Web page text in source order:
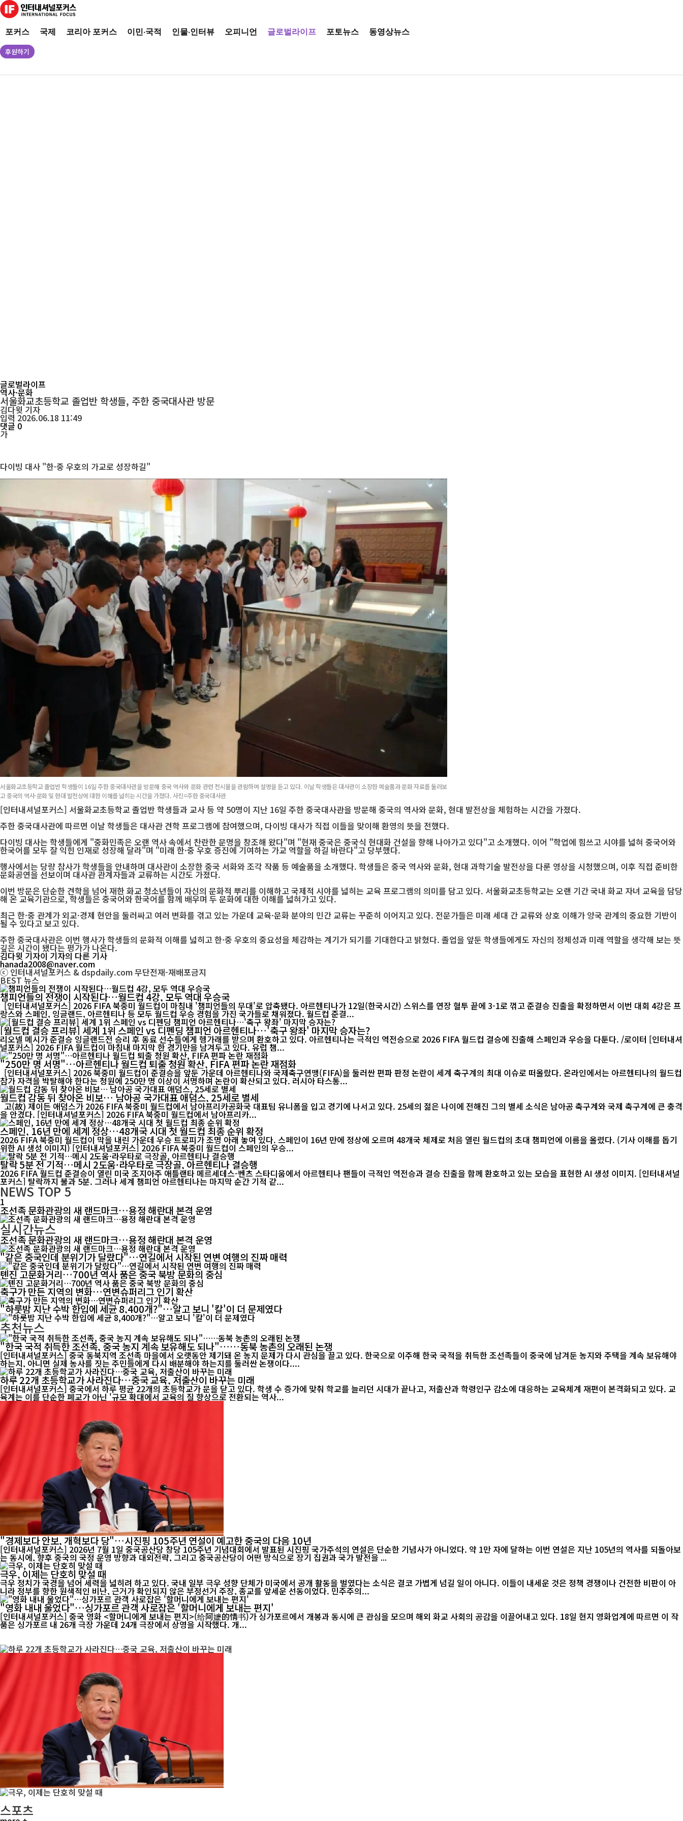
포커스 국제 코리아 포커스 이민·국적 인물·인터뷰 오피니언 글로벌라이프 포토뉴스 동영상뉴스
후원하기
글로벌라이프
역사·문화
서울화교초등학교 졸업반 학생들, 주한 중국대사관 방문
김다윗기자
입력 2026.06.18 11:49
댓글 0
가
다이빙 대사 "한·중 우호의 가교로 성장하길"
서울화교초등학교 졸업반 학생들이 16일 주한 중국대사관을 방문해 중국 역사와 문화 관련 전시물을 관람하며 설명을 듣고 있다. 이날 학생들은 대사관이 소장한 예술품과 문화 자료를 둘러보
고 중국의 역사·문화 및 현대 발전상에 대한 이해를 넓히는 시간을 가졌다. 사진=주한 중국대사관
[인터내셔널포커스] 서울화교초등학교 졸업반 학생들과 교사 등 약 50명이 지난 16일 주한 중국대사관을 방문해 중국의 역사와 문화, 현대 발전상을 체험하는 시간을 가졌다.
주한 중국대사관에 따르면 이날 학생들은 대사관 견학 프로그램에 참여했으며, 다이빙 대사가 직접 이들을 맞이해 환영의 뜻을 전했다.
다이빙 대사는 학생들에게 "중화민족은 오랜 역사 속에서 찬란한 문명을 창조해 왔다"며 "현재 중국은 중국식 현대화 건설을 향해 나아가고 있다"고 소개했다. 이어 "학업에 힘쓰고 시야를 넓혀 중국어와
한국어를 모두 잘 익힌 인재로 성장해 달라"며 "미래 한·중 우호 증진에 기여하는 가교 역할을 하길 바란다"고 당부했다.
행사에서는 당량 참사가 학생들을 안내하며 대사관이 소장한 중국 서화와 조각 작품 등 예술품을 소개했다. 학생들은 중국 역사와 문화, 현대 과학기술 발전상을 다룬 영상을 시청했으며, 이후 직접 준비한
문화공연을 선보이며 대사관 관계자들과 교류하는 시간도 가졌다.
이번 방문은 단순한 견학을 넘어 재한 화교 청소년들이 자신의 문화적 뿌리를 이해하고 국제적 시야를 넓히는 교육 프로그램의 의미를 담고 있다. 서울화교초등학교는 오랜 기간 국내 화교 자녀 교육을 담당
해 온 교육기관으로, 학생들은 중국어와 한국어를 함께 배우며 두 문화에 대한 이해를 넓혀가고 있다.
최근 한·중 관계가 외교·경제 현안을 둘러싸고 여러 변화를 겪고 있는 가운데 교육·문화 분야의 민간 교류는 꾸준히 이어지고 있다. 전문가들은 미래 세대 간 교류와 상호 이해가 양국 관계의 중요한 기반이
될 수 있다고 보고 있다.
주한 중국대사관은 이번 행사가 학생들의 문화적 이해를 넓히고 한·중 우호의 중요성을 체감하는 계기가 되기를 기대한다고 밝혔다. 졸업을 앞둔 학생들에게도 자신의 정체성과 미래 역할을 생각해 보는 뜻
깊은 시간이 됐다는 평가가 나온다.
김다윗 기자이 기자의 다른 기사
hanada2008@naver.com
ⓒ 인터내셔널포커스 & dspdaily.com 무단전재-재배포금지
BEST뉴스
챔피언들의 전쟁이 시작된다…월드컵 4강, 모두 역대 우승국
[인터내셔널포커스] 2026 FIFA 북중미 월드컵이 마침내 '챔피언들의 무대'로 압축됐다. 아르헨티나가 12일(한국시간) 스위스를 연장 혈투 끝에 3-1로 꺾고 준결승 진출을 확정하면서 이번 대회 4강은 프
랑스와 스페인, 잉글랜드, 아르헨티나 등 모두 월드컵 우승 경험을 가진 국가들로 채워졌다. 월드컵 준결...
[월드컵 결승 프리뷰] 세계 1위 스페인 vs 디펜딩 챔피언 아르헨티나…'축구 왕좌' 마지막 승자는?
리오넬 메시가 준결승 잉글랜드전 승리 후 동료 선수들에게 헹가래를 받으며 환호하고 있다. 아르헨티나는 극적인 역전승으로 2026 FIFA 월드컵 결승에 진출해 스페인과 우승을 다툰다. /로이터 [인터내셔
널포커스] 2026 FIFA 월드컵이 마침내 마지막 한 경기만을 남겨두고 있다. 유럽 챔...
"250만 명 서명"…아르헨티나 월드컵 퇴출 청원 확산, FIFA 편파 논란 재점화
[인터내셔널포커스] 2026 북중미 월드컵이 준결승을 앞둔 가운데 아르헨티나와 국제축구연맹(FIFA)을 둘러싼 편파 판정 논란이 세계 축구계의 최대 이슈로 떠올랐다. 온라인에서는 아르헨티나의 월드컵
참가 자격을 박탈해야 한다는 청원에 250만 명 이상이 서명하며 논란이 확산되고 있다. 러시아 타스통...
월드컵 감동 뒤 찾아온 비보… 남아공 국가대표 애덤스, 25세로 별세
고(故) 제이든 애덤스가 2026 FIFA 북중미 월드컵에서 남아프리카공화국 대표팀 유니폼을 입고 경기에 나서고 있다. 25세의 젊은 나이에 전해진 그의 별세 소식은 남아공 축구계와 국제 축구계에 큰 충격
을 안겼다. [인터내셔널포커스] 2026 FIFA 북중미 월드컵에서 남아프리카...
스페인, 16년 만에 세계 정상…48개국 시대 첫 월드컵 최종 순위 확정
2026 FIFA 북중미 월드컵이 막을 내린 가운데 우승 트로피가 조명 아래 놓여 있다. 스페인이 16년 만에 정상에 오르며 48개국 체제로 처음 열린 월드컵의 초대 챔피언에 이름을 올렸다. (기사 이해를 돕기
위한 AI 생성 이미지) [인터내셔널포커스] 2026 FIFA 북중미 월드컵이 스페인의 우승...
탈락 5분 전 기적…메시 2도움·라우타로 극장골, 아르헨티나 결승행
2026 FIFA 월드컵 준결승이 열린 미국 조지아주 애틀랜타 메르세데스-벤츠 스타디움에서 아르헨티나 팬들이 극적인 역전승과 결승 진출을 함께 환호하고 있는 모습을 표현한 AI 생성 이미지. [인터내셔널
포커스] 탈락까지 불과 5분. 그러나 세계 챔피언 아르헨티나는 마지막 순간 기적 같...
NEWS TOP 5
1
조선족 문화관광의 새 랜드마크…용정 해란대 본격 운영
실시간뉴스
조선족 문화관광의 새 랜드마크…용정 해란대 본격 운영
"같은 중국인데 분위기가 달랐다"…연길에서 시작된 연변 여행의 진짜 매력
톈진 고문화거리…700년 역사 품은 중국 북방 문화의 중심
축구가 만든 지역의 변화…연변슈퍼리그 인기 확산
"하룻밤 지난 수박 한입에 세균 8,400개?"…알고 보니 '칼'이 더 문제였다
추천뉴스
"한국 국적 취득한 조선족, 중국 농지 계속 보유해도 되나"……동북 농촌의 오래된 논쟁
[인터내셔널포커스] 중국 동북지역 조선족 마을에서 오랫동안 제기돼 온 농지 문제가 다시 관심을 끌고 있다. 한국으로 이주해 한국 국적을 취득한 조선족들이 중국에 남겨둔 농지와 주택을 계속 보유해야
하는지, 아니면 실제 농사를 짓는 주민들에게 다시 배분해야 하는지를 둘러싼 논쟁이다....
하루 22개 초등학교가 사라진다…중국 교육, 저출산이 바꾸는 미래
[인터내셔널포커스] 중국에서 하루 평균 22개의 초등학교가 문을 닫고 있다. 학생 수 증가에 맞춰 학교를 늘리던 시대가 끝나고, 저출산과 학령인구 감소에 대응하는 교육체계 재편이 본격화되고 있다. 교
육계는 이를 단순한 폐교가 아닌 '규모 확대에서 교육의 질 향상으로 전환되는 역사...
"경제보다 안보, 개혁보다 당"…시진핑 105주년 연설이 예고한 중국의 다음 10년
[인터내셔널포커스] 2026년 7월 1일 중국공산당 창당 105주년 기념대회에서 발표된 시진핑 국가주석의 연설은 단순한 기념사가 아니었다. 약 1만 자에 달하는 이번 연설은 지난 105년의 역사를 되돌아보
는 동시에, 향후 중국의 국정 운영 방향과 대외전략, 그리고 중국공산당이 어떤 방식으로 장기 집권과 국가 발전을 ...
극우, 이제는 단호히 맞설 때
극우 정치가 국경을 넘어 세력을 넓히려 하고 있다. 국내 일부 극우 성향 단체가 미국에서 공개 활동을 벌였다는 소식은 결코 가볍게 넘길 일이 아니다. 이들이 내세운 것은 정책 경쟁이나 건전한 비판이 아
니라 정부를 향한 원색적인 비난, 근거가 확인되지 않은 부정선거 주장, 종교를 앞세운 선동이었다. 민주주의...
"영화 내내 울었다"…싱가포르 관객 사로잡은 '할머니에게 보내는 편지'
[인터내셔널포커스] 중국 영화 <할머니에게 보내는 편지>(给阿嬷的情书)가 싱가포르에서 개봉과 동시에 큰 관심을 모으며 해외 화교 사회의 공감을 이끌어내고 있다. 18일 현지 영화업계에 따르면 이 작
품은 싱가포르 내 26개 극장 가운데 24개 극장에서 상영을 시작했다. 개...
스포츠